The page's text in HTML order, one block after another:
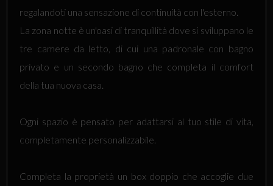
regalandoti una sensazione di continuità con l'esterno.
La zona notte è un'oasi di tranquillità dove si sviluppano le
tre camere da letto, di cui una padronale con bagno
privato e un secondo bagno che completa il comfort
della tua nuova casa.
Ogni spazio è pensato per adattarsi al tuo stile di vita,
completamente personalizzabile.
Completa la proprietà un box doppio che accoglie due